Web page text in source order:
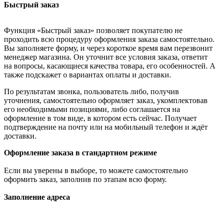
Быстрый заказ
Функция «Быстрый заказ» позволяет покупателю не
проходить всю процедуру оформления заказа самостоятельно.
Вы заполняете форму, и через короткое время вам перезвонит
менеджер магазина. Он уточнит все условия заказа, ответит
на вопросы, касающиеся качества товара, его особенностей. А
также подскажет о вариантах оплаты и доставки.
По результатам звонка, пользователь либо, получив
уточнения, самостоятельно оформляет заказ, укомплектовав
его необходимыми позициями, либо соглашается на
оформление в том виде, в котором есть сейчас. Получает
подтверждение на почту или на мобильный телефон и ждёт
доставки.
Оформление заказа в стандартном режиме
Если вы уверены в выборе, то можете самостоятельно
оформить заказ, заполнив по этапам всю форму.
Заполнение адреса